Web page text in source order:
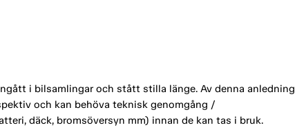
i bilsamlingar och stått stilla länge. Av denna anledning
och kan behöva teknisk genomgång /
däck, bromsöversyn mm) innan de kan tas i bruk.